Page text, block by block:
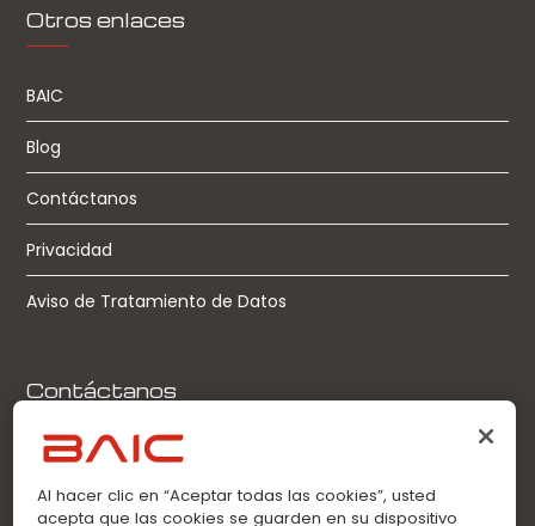
Otros enlaces
BAIC
Blog
Contáctanos
Privacidad
Aviso de Tratamiento de Datos
Contáctanos
Llamadas:
0963360021
Al hacer clic en “Aceptar todas las cookies”, usted
acepta que las cookies se guarden en su dispositivo